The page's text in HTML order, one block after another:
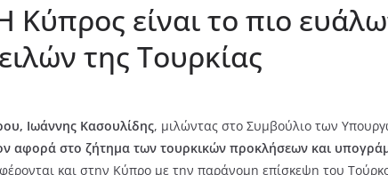
Κύπρος είναι το πιο
της Τουρκίας
Ιωάννης Κασουλίδης, μιλώντας στο Συμβούλιο των
αφορά στο ζήτημα των τουρκικών προκλήσεων και
και στην Κύπρο με την παράνομη επίσκεψη του